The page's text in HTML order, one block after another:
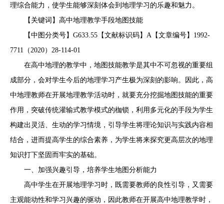
理综合能力，使学生能够深刻体会到地理学习的乐趣和魅力。
【关键词】高中地理教学手段地图技能
【中图分类号】G633.55【文献标识码】A【文章编号】1992-
7711（2020）28-114-01
在高中地理的教学中，地图技能教学是其中不可忽视的重要组
成部分，会对学生今后的地理学习产生极为深刻的影响。因此，高
中地理教师在开展地理教学活动时，就要充分挖掘地图技能的重要
作用，突破传统灌输式教学模式的枷锁，利用多元化的手段为学生
构建出灵活、生动的学习情境，引导学生将理论知识与实践内容相
结合，进而提高学生的综合素养，为学生将来探究更高层次的地理
知识打下坚固而牢实的基础。
一、加强兴趣引导，培养学生地图分析能力
高中学生在开展地理学习时，既需要教师的良性引导，又需要
主观能动性和学习兴趣的驱动，因此教师在开展高中地理教学时，